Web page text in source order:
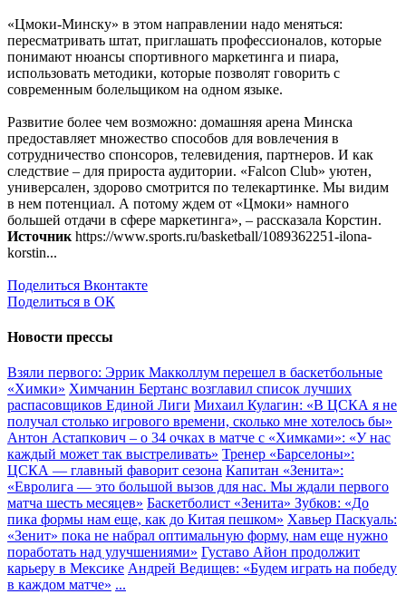
«Цмоки-Минску» в этом направлении надо меняться:
пересматривать штат, приглашать профессионалов, которые
понимают нюансы спортивного маркетинга и пиара,
использовать методики, которые позволят говорить с
современным болельщиком на одном языке.
Развитие более чем возможно: домашняя арена Минска
предоставляет множество способов для вовлечения в
сотрудничество спонсоров, телевидения, партнеров. И как
следствие – для прироста аудитории. «Falcon Club» уютен,
универсален, здорово смотрится по телекартинке. Мы видим
в нем потенциал. А потому ждем от «Цмоки» намного
большей отдачи в сфере маркетинга», – рассказала Корстин.
Источник https://www.sports.ru/basketball/1089362251-ilona-
korstin...
Поделиться Вконтакте
Поделиться в ОК
Новости прессы
Взяли первого: Эррик Макколлум перешел в баскетбольные
«Химки» Химчанин Бертанс возглавил список лучших
распасовщиков Единой Лиги Михаил Кулагин: «В ЦСКА я не
получал столько игрового времени, сколько мне хотелось бы»
Антон Астапкович – о 34 очках в матче с «Химками»: «У нас
каждый может так выстреливать» Тренер «Барселоны»:
ЦСКА — главный фаворит сезона Капитан «Зенита»:
«Евролига — это большой вызов для нас. Мы ждали первого
матча шесть месяцев» Баскетболист «Зенита» Зубков: «До
пика формы нам еще, как до Китая пешком» Хавьер Паскуаль:
«Зенит» пока не набрал оптимальную форму, нам еще нужно
поработать над улучшениями» Густаво Айон продолжит
карьеру в Мексике Андрей Ведищев: «Будем играть на победу
в каждом матче» ...